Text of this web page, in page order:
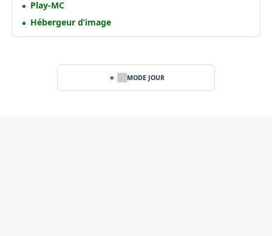
Play-MC
Hébergeur d’image
MODE JOUR